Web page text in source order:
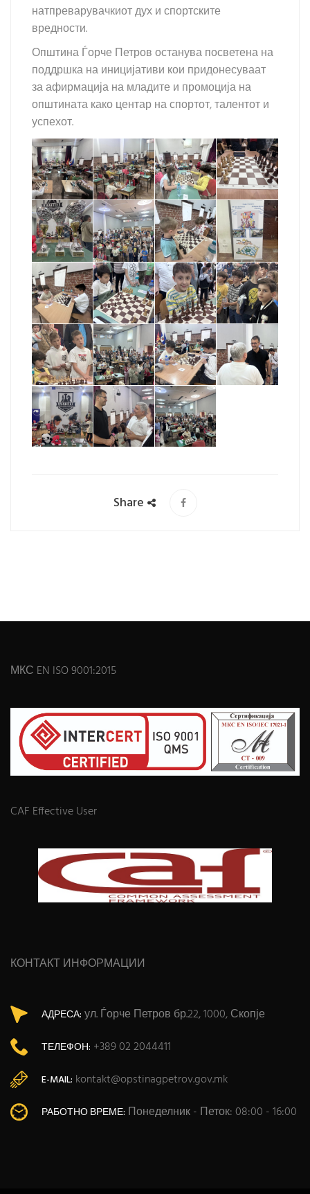
натпреварувачкиот дух и спортските
вредности.
Општина Ѓорче Петров останува посветена на
поддршка на иницијативи кои придонесуваат
за афирмација на младите и промоција на
општината како центар на спортот, талентот и
успехот.
Share
МКС EN ISO 9001:2015
CAF Effective User
КОНТАКТ ИНФОРМАЦИИ
АДРЕСА: ул. Ѓорче Петров бр.22, 1000, Скопје
ТЕЛЕФОН: +389 02 2044411
E-MAIL: kontakt@opstinagpetrov.gov.mk
РАБОТНО ВРЕМЕ: Понеделник - Петок: 08:00 - 16:00